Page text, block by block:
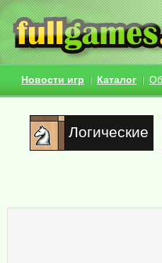
Новости игр Каталог
Логические